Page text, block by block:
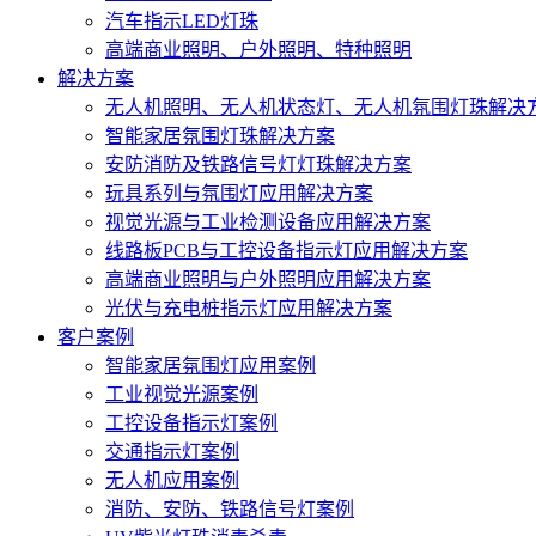
汽车指示LED灯珠
高端商业照明、户外照明、特种照明
解决方案
无人机照明、无人机状态灯、无人机氛围灯珠解决
智能家居氛围灯珠解决方案
安防消防及铁路信号灯灯珠解决方案
玩具系列与氛围灯应用解决方案
视觉光源与工业检测设备应用解决方案
线路板PCB与工控设备指示灯应用解决方案
高端商业照明与户外照明应用解决方案
光伏与充电桩指示灯应用解决方案
客户案例
智能家居氛围灯应用案例
工业视觉光源案例
工控设备指示灯案例
交通指示灯案例
无人机应用案例
消防、安防、铁路信号灯案例